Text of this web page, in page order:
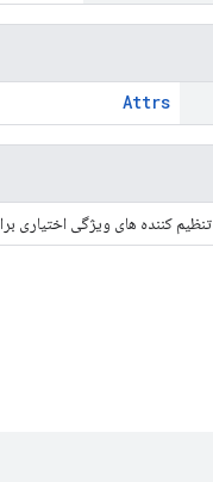
Attrs
تنظیم کننده های ویژگی اختیاری